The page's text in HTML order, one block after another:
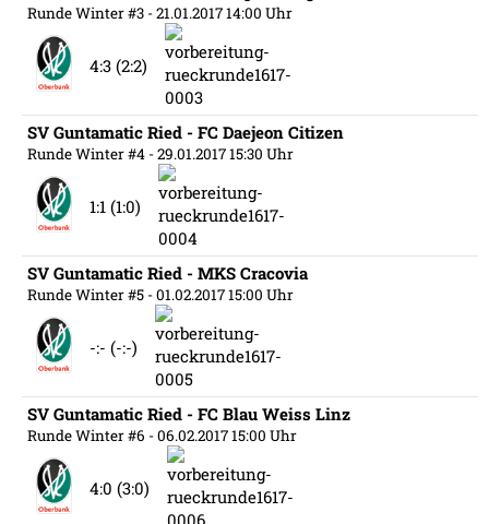
Runde Winter #3 - 21.01.2017 14:00 Uhr
4:3 (2:2)
SV Guntamatic Ried - FC Daejeon Citizen
Runde Winter #4 - 29.01.2017 15:30 Uhr
1:1 (1:0)
SV Guntamatic Ried - MKS Cracovia
Runde Winter #5 - 01.02.2017 15:00 Uhr
-:- (-:-)
SV Guntamatic Ried - FC Blau Weiss Linz
Runde Winter #6 - 06.02.2017 15:00 Uhr
4:0 (3:0)